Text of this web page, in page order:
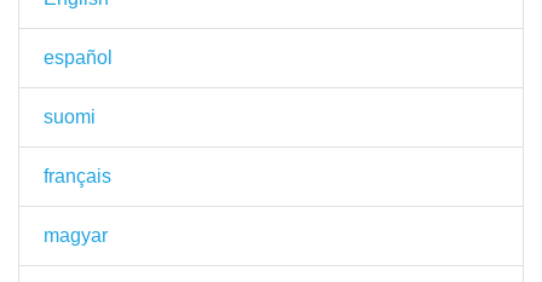
español
suomi
français
magyar